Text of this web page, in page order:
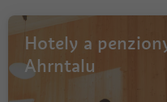
Hotely a
Ahrntalu